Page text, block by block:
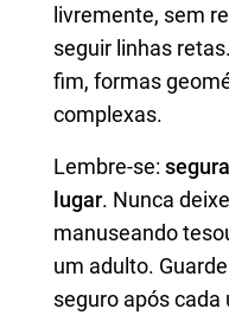
livremente, sem
seguir linhas
fim, formas
complexas.
Lembre-se:
lugar. Nunca
manuseando
um adulto.
seguro após cada